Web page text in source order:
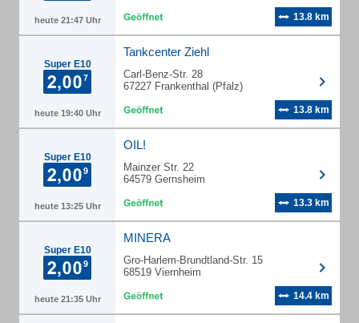
heute 21:47 Uhr 13.8 km
Super E10
heute 19:40 Uhr
Tankcenter Ziehl
Carl-Benz-Str. 28
67227 Frankenthal (Pfalz)
13.8 km
Super E10
heute 13:25 Uhr
OIL!
Mainzer Str. 22
64579 Gernsheim
13.3 km
Super E10
heute 21:35 Uhr
MINERA
Gro-Harlem-Brundtland-Str. 15
68519 Viernheim
14.4 km